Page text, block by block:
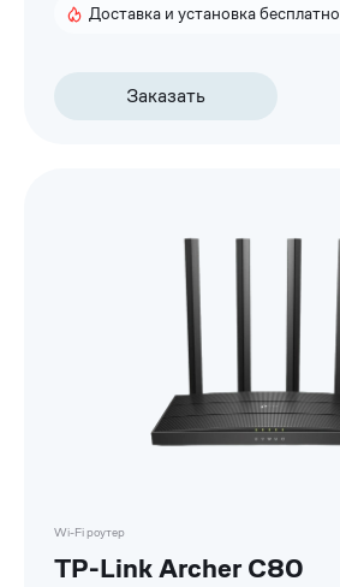
Доставка и установка бесплатно
Заказать
Wi-Fi роутер
TP-Link Archer C80